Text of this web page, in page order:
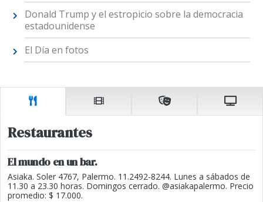
Donald Trump y el estropicio sobre la democracia
estadounidense
El Día en fotos
Restaurantes
El mundo en un bar.
Asiaka. Soler 4767, Palermo. 11.2492-8244. Lunes a sábados de
11.30 a 23.30 horas. Domingos cerrado. @asiakapalermo. Precio
promedio: $ 17.000.